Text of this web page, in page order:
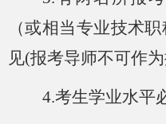
（或相当专业技术
见(报考导师不可作
4.考生学业水平